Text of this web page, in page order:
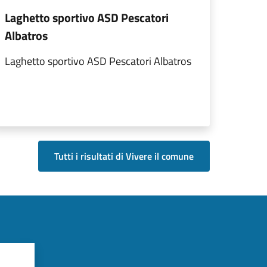
Laghetto sportivo ASD Pescatori
Albatros
Laghetto sportivo ASD Pescatori Albatros
Tutti i risultati di Vivere il comune